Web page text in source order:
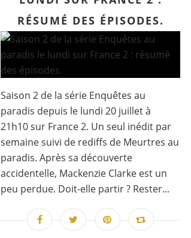
RÉSUMÉ DES ÉPISODES.
Saison 2 de la série Enquêtes au
paradis depuis le lundi 20 juillet à
21h10 sur France 2. Un seul inédit par
semaine suivi de rediffs de Meurtres au
paradis. Après sa découverte
accidentelle, Mackenzie Clarke est un
peu perdue. Doit-elle partir ? Rester...